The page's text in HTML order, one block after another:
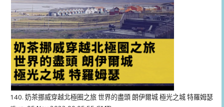
140. 奶茶挪威穿越北極圈之旅 世界的盡頭 朗伊爾城 極光之城 特羅姆瑟